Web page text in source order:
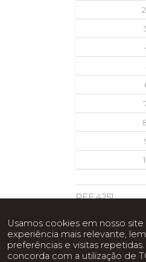
REF4251
Usamos cookies em nosso site
experiência mais relevante,
preferências e visitas repetidas.
concorda com a utilização de